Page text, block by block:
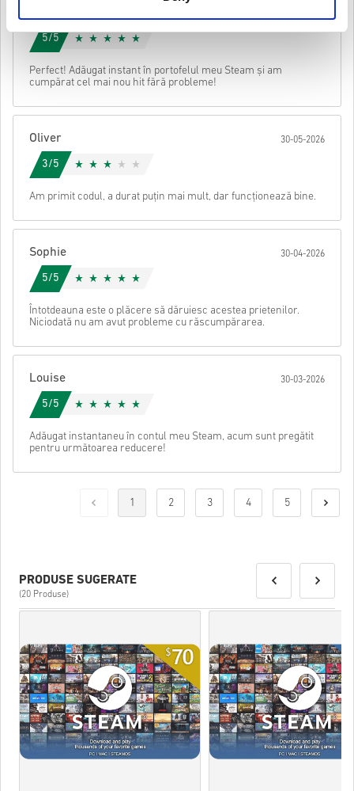
• Introdu adresa ta de e-mail
• Selectează metoda de plată preferată
accesa codul tău.
produse.
Anulare
5/5
Perfect! Adăugat instant în portofelul meu Steam și am
cumpărat cel mai nou hit fără probleme!
Oliver 30-05-2026
3/5
Am primit codul, a durat puțin mai mult, dar funcționează bine.
Sophie 30-04-2026
5/5
Întotdeauna este o plăcere să dăruiesc acestea prietenilor.
Niciodată nu am avut probleme cu răscumpărarea.
Louise 30-03-2026
5/5
Adăugat instantaneu în contul meu Steam, acum sunt pregătit
pentru următoarea reducere!
1 2 3 4 5
PRODUSE SUGERATE
(20 Produse)